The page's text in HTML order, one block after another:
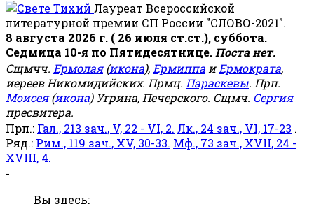
Лауреат Всероссийской
литературной премии СП России "СЛОВО-2021".
8 августа 2026 г. ( 26 июля ст.ст.), суббота.
Седмица 10-я по Пятидесятнице. Поста нет.
Сщмчч. Ермолая(икона), Ермиппа иЕрмократа,
иереев Никомидийских. Прмц. Параскевы. Прп.
Моисея(икона) Угрина, Печерского. Сщмч. Сергия
пресвитера.
Прп.: Гал., 213 зач., V, 22 - VI, 2. Лк., 24 зач., VI, 17-23 .
Ряд.: Рим., 119 зач., XV, 30-33. Мф., 73 зач., XVII, 24 -
XVIII, 4.
-
Вы здесь: